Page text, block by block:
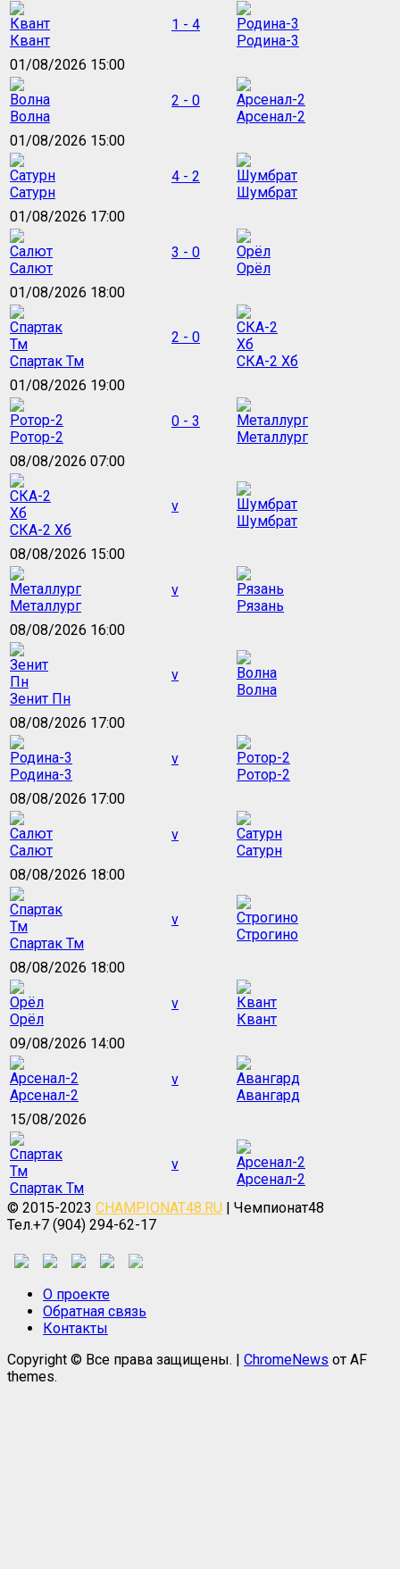
Квант
1 - 4
Родина-3
01/08/2026 15:00
Волна
2 - 0
Арсенал-2
01/08/2026 15:00
Сатурн
4 - 2
Шумбрат
01/08/2026 17:00
Салют
3 - 0
Орёл
01/08/2026 18:00
Спартак Тм
2 - 0
СКА-2 Хб
01/08/2026 19:00
Ротор-2
0 - 3
Металлург
08/08/2026 07:00
СКА-2 Хб
v
Шумбрат
08/08/2026 15:00
Металлург
v
Рязань
08/08/2026 16:00
Зенит Пн
v
Волна
08/08/2026 17:00
Родина-3
v
Ротор-2
08/08/2026 17:00
Салют
v
Сатурн
08/08/2026 18:00
Спартак Тм
v
Строгино
08/08/2026 18:00
Орёл
v
Квант
09/08/2026 14:00
Арсенал-2
v
Авангард
15/08/2026
Спартак Тм
v
Арсенал-2
© 2015-2023 CHAMPIONAT48.RU | Чемпионат48
Тел.+7 (904) 294-62-17
О проекте
Обратная связь
Контакты
Copyright © Все права защищены. | ChromeNews от AF
themes.